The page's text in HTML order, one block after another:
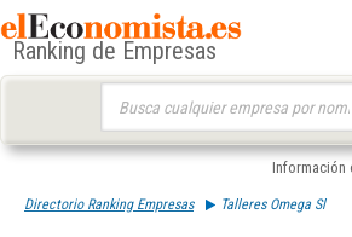
Ranking de Empresas
Directorio Ranking Empresas Talleres Omega Sl